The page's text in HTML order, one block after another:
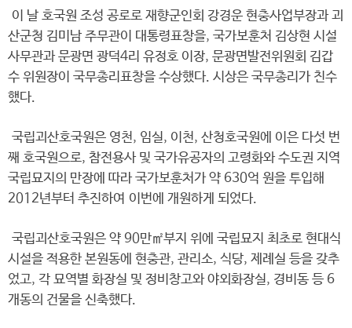
이 날 호국원 조성 공로로 재향군인회 강경운 현충사업부장과 괴
산군청 김미남 주무관이 대통령표창을, 국가보훈처 김상현 시설
사무관과 문광면 광덕4리 유정호 이장, 문광면발전위원회 김갑
수 위원장이 국무총리표창을 수상했다. 시상은 국무총리가 친수
했다.
국립괴산호국원은 영천, 임실, 이천, 산청호국원에 이은 다섯 번
째 호국원으로, 참전용사 및 국가유공자의 고령화와 수도권 지역
국립묘지의 만장에 따라 국가보훈처가 약 630억 원을 투입해
2012년부터 추진하여 이번에 개원하게 되었다.
국립괴산호국원은 약 90만㎡부지 위에 국립묘지 최초로 현대식
시설을 적용한 본원동에 현충관, 관리소, 식당, 제례실 등을 갖추
었고, 각 묘역별 화장실 및 정비창고와 야외화장실, 경비동 등 6
개동의 건물을 신축했다.